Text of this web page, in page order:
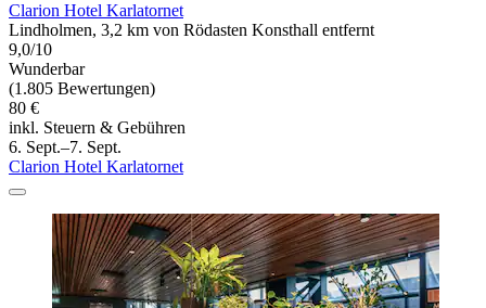
Clarion Hotel Karlatornet
Lindholmen, 3,2 km von Rödasten Konsthall entfernt
9,0/10
Wunderbar
(1.805 Bewertungen)
80 €
inkl. Steuern & Gebühren
6. Sept.–7. Sept.
Clarion Hotel Karlatornet